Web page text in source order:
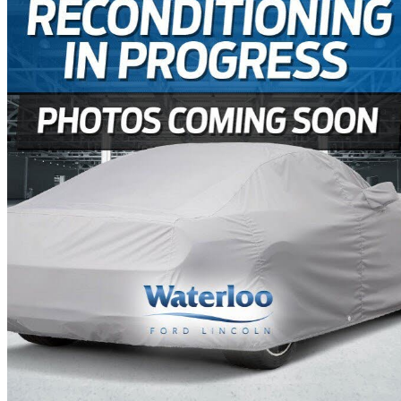
2023 Chevrolet Silverado 1500
Custom Trail Boss Crew Cab 4WD 72 605 km
42 000 $ Affaire
737 $/mois env.
Edmonton, AB